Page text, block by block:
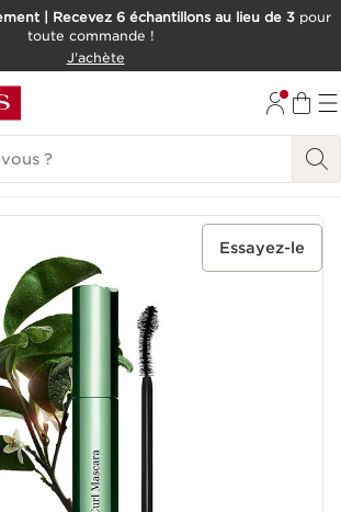
| Recevez 6 échantillons au lieu de 3 pour
toute commande !
J'achète
Essayez-le